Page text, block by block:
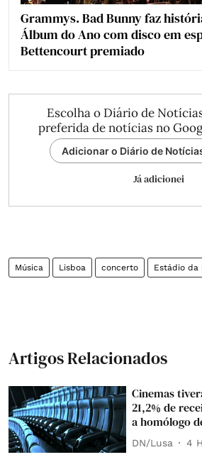
Grammys. Bad Bunny faz
Álbum do Ano com disco em
Bettencourt premiado
Escolha o Diário de
preferida de notícias no
Adicionar o Diário de
Já adicionei
Música Lisboa concerto Estádio da
Artigos Relacionados
Cinemas
21,2% de
a homólogo
DN/Lusa 4